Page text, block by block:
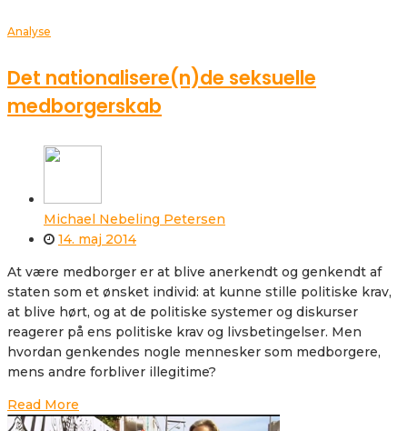
Analyse
Det nationalisere(n)de seksuelle
medborgerskab
Michael Nebeling Petersen
14. maj 2014
At være medborger er at blive anerkendt og genkendt af
staten som et ønsket individ: at kunne stille politiske krav,
at blive hørt, og at de politiske systemer og diskurser
reagerer på ens politiske krav og livsbetingelser. Men
hvordan genkendes nogle mennesker som medborgere,
mens andre forbliver illegitime?
Read More